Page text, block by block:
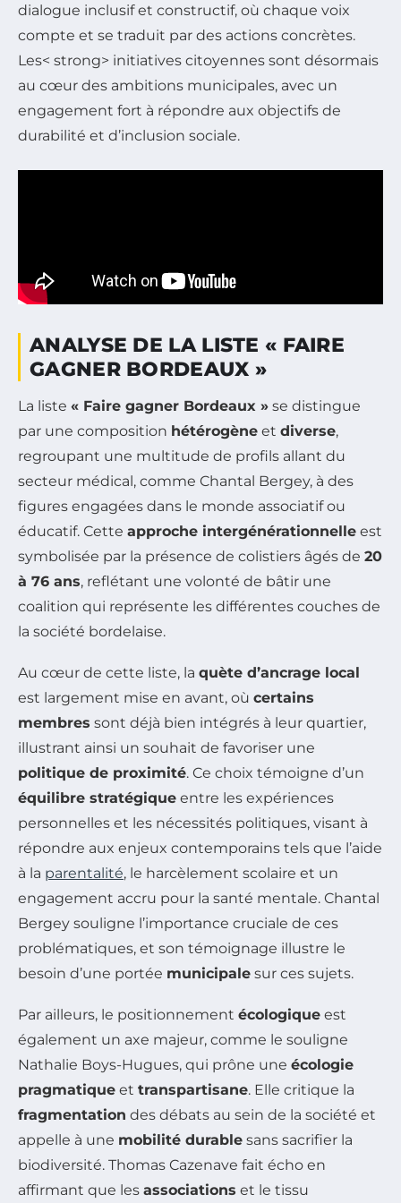
dialogue inclusif et constructif, où chaque voix
compte et se traduit par des actions concrètes.
Les< strong> initiatives citoyennes sont désormais
au cœur des ambitions municipales, avec un
engagement fort à répondre aux objectifs de
durabilité et d’inclusion sociale.
ANALYSE DE LA LISTE « FAIRE
GAGNER BORDEAUX »
La liste « Faire gagner Bordeaux » se distingue
par une composition hétérogène et diverse,
regroupant une multitude de profils allant du
secteur médical, comme Chantal Bergey, à des
figures engagées dans le monde associatif ou
éducatif. Cette approche intergénérationnelle est
symbolisée par la présence de colistiers âgés de 20
à 76 ans, reflétant une volonté de bâtir une
coalition qui représente les différentes couches de
la société bordelaise.
Au cœur de cette liste, la quète d’ancrage local
est largement mise en avant, où certains
membres sont déjà bien intégrés à leur quartier,
illustrant ainsi un souhait de favoriser une
politique de proximité. Ce choix témoigne d’un
équilibre stratégique entre les expériences
personnelles et les nécessités politiques, visant à
répondre aux enjeux contemporains tels que l’aide
à la parentalité, le harcèlement scolaire et un
engagement accru pour la santé mentale. Chantal
Bergey souligne l’importance cruciale de ces
problématiques, et son témoignage illustre le
besoin d’une portée municipale sur ces sujets.
Par ailleurs, le positionnement écologique est
également un axe majeur, comme le souligne
Nathalie Boys-Hugues, qui prône une écologie
pragmatique et transpartisane. Elle critique la
fragmentation des débats au sein de la société et
appelle à une mobilité durable sans sacrifier la
biodiversité. Thomas Cazenave fait écho en
affirmant que les associations et le tissu